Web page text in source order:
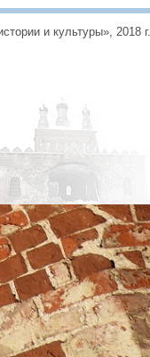
и культуры», 2018 г.